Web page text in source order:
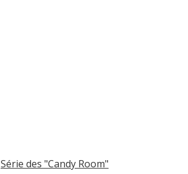
Série des "Candy Room"